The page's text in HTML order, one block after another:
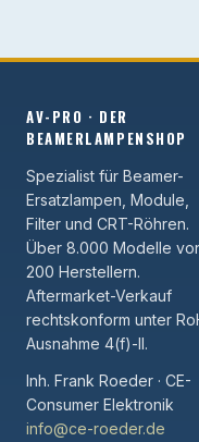
AV-PRO · DER
BEAMERLAMPENSHOP
Spezialist für Beamer-
Ersatzlampen, Module,
Filter und CRT-Röhren.
Über 8.000 Modelle
200 Herstellern.
Aftermarket-Verkauf
rechtskonform unter
Ausnahme 4(f)-II.
Inh. Frank Roeder · CE-
Consumer Elektronik
info@ce-roeder.de